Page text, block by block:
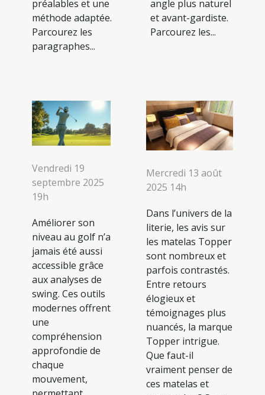
préalables et une
méthode adaptée.
Parcourez les
paragraphes...
angle plus naturel
et avant-gardiste.
Parcourez les...
Vendredi 19
septembre 2025
19h
Améliorer son
niveau au golf n’a
jamais été aussi
accessible grâce
aux analyses de
swing. Ces outils
modernes offrent
une
compréhension
approfondie de
chaque
mouvement,
Mercredi 13 août
2025 14h
Dans l’univers de la
literie, les avis sur
les matelas Topper
sont nombreux et
parfois contrastés.
Entre retours
élogieux et
témoignages plus
nuancés, la marque
Topper intrigue.
Que faut-il
vraiment penser de
ces matelas et